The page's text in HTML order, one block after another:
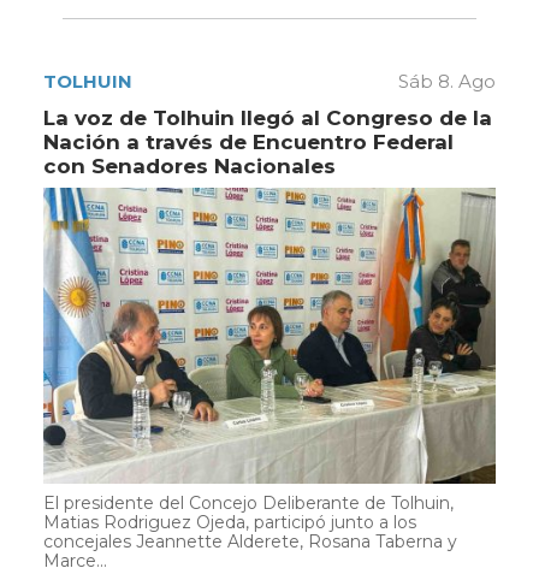
TOLHUIN Sáb 8. Ago
La voz de Tolhuin llegó al Congreso de la
Nación a través de Encuentro Federal
con Senadores Nacionales
El presidente del Concejo Deliberante de Tolhuin,
Matias Rodriguez Ojeda, participó junto a los
concejales Jeannette Alderete, Rosana Taberna y
Marce...